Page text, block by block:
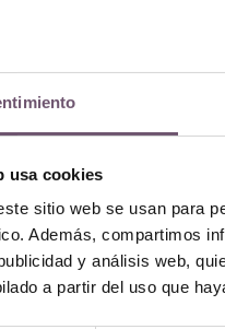
usa cookies
sitio web se usan para
Además, compartimos
y análisis web,
a partir del uso que